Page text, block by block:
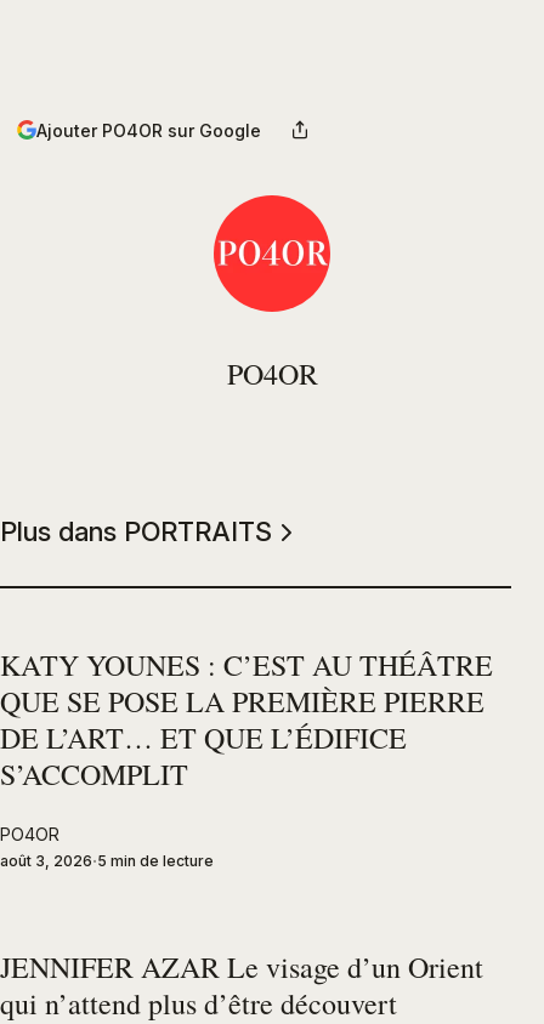
Ajouter PO4OR sur Google
PO4OR
Plus dans PORTRAITS
KATY YOUNES : C’EST AU THÉÂTRE
QUE SE POSE LA PREMIÈRE PIERRE
DE L’ART… ET QUE L’ÉDIFICE
S’ACCOMPLIT
PO4OR
août 3, 2026 5 min de lecture
JENNIFER AZAR Le visage d’un Orient
qui n’attend plus d’être découvert